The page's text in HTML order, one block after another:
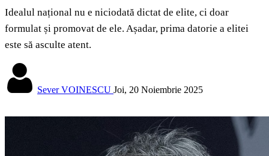
Idealul național nu e niciodată dictat de elite, ci doar
formulat și promovat de ele. Așadar, prima datorie a elitei
este să asculte atent.
Sever VOINESCU Joi, 20 Noiembrie 2025